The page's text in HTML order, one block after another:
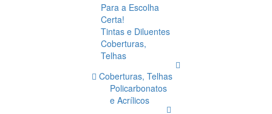
Para a Escolha
Certa!
Tintas e Diluentes
Coberturas,
Telhas
Coberturas, Telhas
Policarbonatos
e Acrílicos